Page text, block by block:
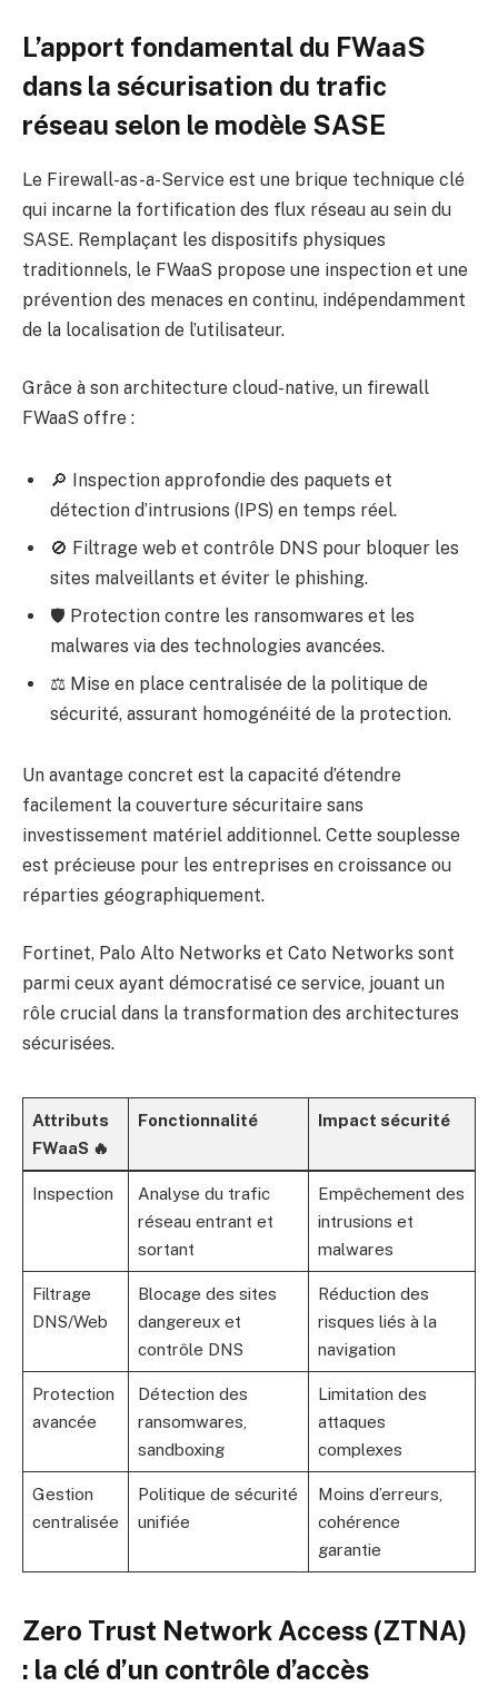
L’apport fondamental du FWaaS
dans la sécurisation du trafic
réseau selon le modèle SASE
Le Firewall-as-a-Service est une brique technique clé
qui incarne la fortification des flux réseau au sein du
SASE. Remplaçant les dispositifs physiques
traditionnels, le FWaaS propose une inspection et une
prévention des menaces en continu, indépendamment
de la localisation de l’utilisateur.
Grâce à son architecture cloud-native, un firewall
FWaaS offre :
🔎 Inspection approfondie des paquets et
détection d’intrusions (IPS) en temps réel.
🚫 Filtrage web et contrôle DNS pour bloquer les
sites malveillants et éviter le phishing.
🛡️ Protection contre les ransomwares et les
malwares via des technologies avancées.
⚖️ Mise en place centralisée de la politique de
sécurité, assurant homogénéité de la protection.
Un avantage concret est la capacité d’étendre
facilement la couverture sécuritaire sans
investissement matériel additionnel. Cette souplesse
est précieuse pour les entreprises en croissance ou
réparties géographiquement.
Fortinet, Palo Alto Networks et Cato Networks sont
parmi ceux ayant démocratisé ce service, jouant un
rôle crucial dans la transformation des architectures
sécurisées.
Attributs
FWaaS 🔥
Fonctionnalité Impact sécurité
Inspection
Analyse du trafic
réseau entrant et
sortant
Empêchement des
intrusions et
malwares
Filtrage
DNS/Web
Blocage des sites
dangereux et
contrôle DNS
Réduction des
risques liés à la
navigation
Protection
avancée
Détection des
ransomwares,
sandboxing
Limitation des
attaques
complexes
Gestion
centralisée
Politique de sécurité
unifiée
Moins d’erreurs,
cohérence
garantie
Zero Trust Network Access (ZTNA)
: la clé d’un contrôle d’accès